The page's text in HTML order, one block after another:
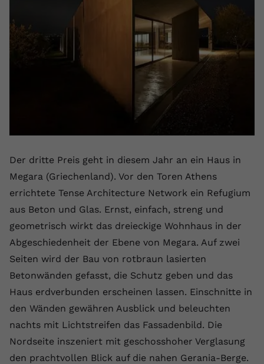
Der dritte Preis geht in diesem Jahr an ein Haus in
Megara (Griechenland). Vor den Toren Athens
errichtete Tense Architecture Network ein Refugium
aus Beton und Glas. Ernst, einfach, streng und
geometrisch wirkt das dreieckige Wohnhaus in der
Abgeschiedenheit der Ebene von Megara. Auf zwei
Seiten wird der Bau von rotbraun lasierten
Betonwänden gefasst, die Schutz geben und das
Haus erdverbunden erscheinen lassen. Einschnitte in
den Wänden gewähren Ausblick und beleuchten
nachts mit Lichtstreifen das Fassadenbild. Die
Nordseite inszeniert mit geschosshoher Verglasung
den prachtvollen Blick auf die nahen Gerania-Berge.